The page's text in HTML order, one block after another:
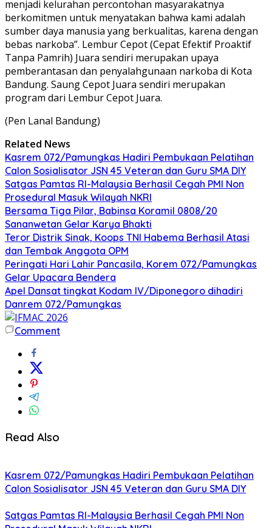
menjadi kelurahan percontohan masyarakatnya
berkomitmen untuk menyatakan bahwa kami adalah
sumber daya manusia yang berkualitas, karena dengan
bebas narkoba”. Lembur Cepot (Cepat Efektif Proaktif
Tanpa Pamrih) Juara sendiri merupakan upaya
pemberantasan dan penyalahgunaan narkoba di Kota
Bandung. Saung Cepot Juara sendiri merupakan
program dari Lembur Cepot Juara.
(Pen Lanal Bandung)
Related News
Kasrem 072/Pamungkas Hadiri Pembukaan Pelatihan
Calon Sosialisator JSN 45 Veteran dan Guru SMA DIY
Satgas Pamtas RI-Malaysia Berhasil Cegah PMI Non
Prosedural Masuk Wilayah NKRI
Bersama Tiga Pilar, Babinsa Koramil 0808/20
Sananwetan Gelar Karya Bhakti
Teror Distrik Sinak, Koops TNI Habema Berhasil Atasi
dan Tembak Anggota OPM
Peringati Hari Lahir Pancasila, Korem 072/Pamungkas
Gelar Upacara Bendera
Apel Dansat tingkat Kodam lV/Diponegoro dihadiri
Danrem 072/Pamungkas
Comment
Read Also
Kasrem 072/Pamungkas Hadiri Pembukaan Pelatihan
Calon Sosialisator JSN 45 Veteran dan Guru SMA DIY
Satgas Pamtas RI-Malaysia Berhasil Cegah PMI Non